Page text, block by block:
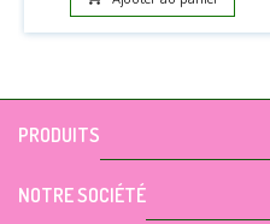
PRODUITS
NOTRE SOCIÉTÉ